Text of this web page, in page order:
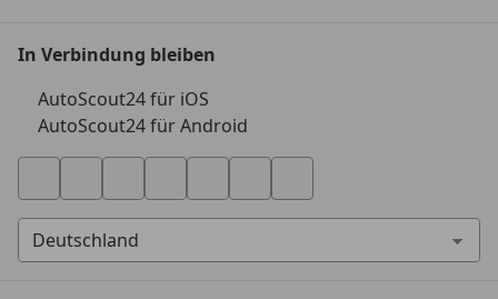
In Verbindung bleiben
AutoScout24 für iOS
AutoScout24 für Android